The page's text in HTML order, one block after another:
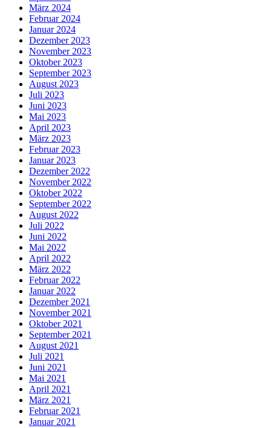
März 2024
Februar 2024
Januar 2024
Dezember 2023
November 2023
Oktober 2023
September 2023
August 2023
Juli 2023
Juni 2023
Mai 2023
April 2023
März 2023
Februar 2023
Januar 2023
Dezember 2022
November 2022
Oktober 2022
September 2022
August 2022
Juli 2022
Juni 2022
Mai 2022
April 2022
März 2022
Februar 2022
Januar 2022
Dezember 2021
November 2021
Oktober 2021
September 2021
August 2021
Juli 2021
Juni 2021
Mai 2021
April 2021
März 2021
Februar 2021
Januar 2021